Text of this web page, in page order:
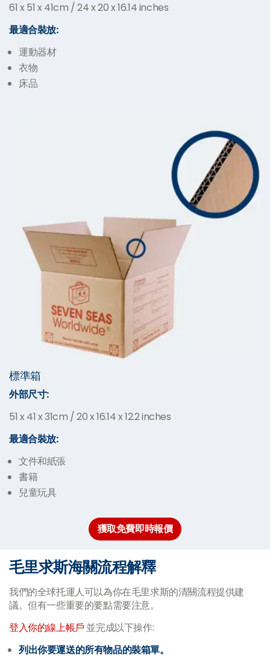
61 x 51 x 41cm / 24 x 20 x 16.14 inches
最適合裝放:
運動器材
衣物
床品
標準箱
外部尺寸:
51 x 41 x 31cm / 20 x 16.14 x 12.2 inches
最適合裝放:
文件和紙張
書籍
兒童玩具
獲取免費即時報價
毛里求斯海關流程解釋
我們的全球托運人可以為你在毛里求斯的清關流程提供建
議。但有一些重要的要點需要注意。
登入你的線上帳戶並完成以下操作:
列出你要運送的所有物品的裝箱單。